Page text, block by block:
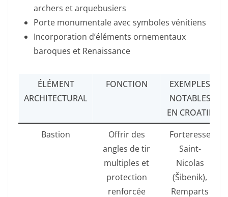
archers et arquebusiers
Porte monumentale avec symboles vénitiens
Incorporation d’éléments ornementaux
baroques et Renaissance
ÉLÉMENT
ARCHITECTURAL
FONCTION
EXEMPLES
NOTABLES
EN CROATIE
Bastion
Offrir des
angles de tir
multiples et
protection
renforcée
Forteresse
Saint-
Nicolas
(Šibenik),
Remparts